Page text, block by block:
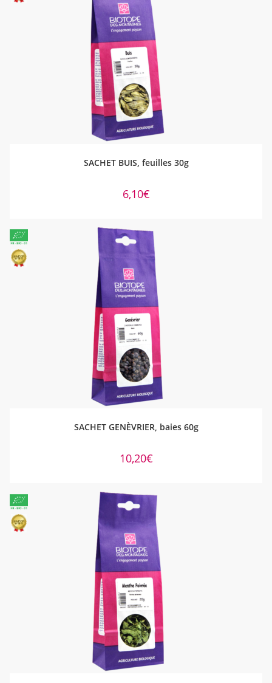
SACHET BUIS, feuilles 30g
6,10€
AJOUTER AU PANIER
SACHET GENÈVRIER, baies 60g
10,20€